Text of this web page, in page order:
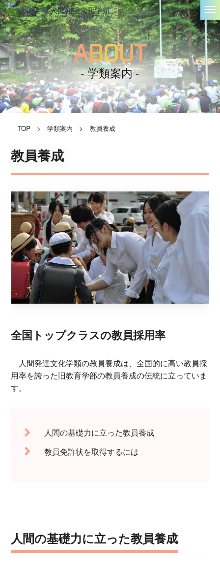
ABOUT
- 学類案内 -
TOP> 学類案内 > 教員養成
教員養成
全国トップクラスの教員採用率
人間発達文化学類の教員養成は、全国的に高い教員採
用率を誇った旧教育学部の教員養成の伝統に立っていま
す。
人間の基礎力に立った教員養成
教員免許状を取得するには
人間の基礎力に立った教員養成